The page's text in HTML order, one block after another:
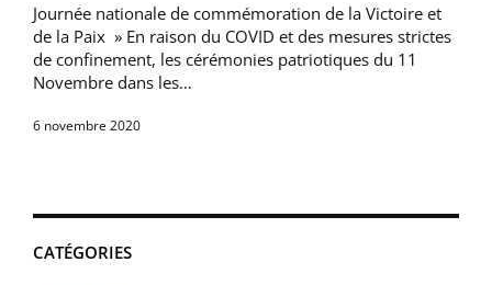
CATÉGORIES
Journée nationale de commémoration de la Victoire et
de la Paix » En raison du COVID et des mesures strictes
de confinement, les cérémonies patriotiques du 11
Novembre dans les…
6 novembre 2020